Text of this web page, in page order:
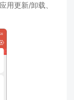
用更新/卸载、